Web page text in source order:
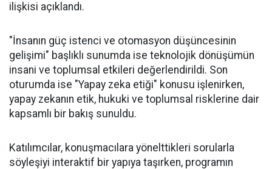
ilişkisi açıklandı.
"İnsanın güç istenci ve otomasyon düşüncesinin
gelişimi" başlıklı sunumda ise teknolojik dönüşümün
insani ve toplumsal etkileri değerlendirildi. Son
oturumda ise "Yapay zeka etiği" konusu işlenirken,
yapay zekanın etik, hukuki ve toplumsal risklerine dair
kapsamlı bir bakış sunuldu.
Katılımcılar, konuşmacılara yönelttikleri sorularla
söyleşiyi interaktif bir yapıya taşırken, programın